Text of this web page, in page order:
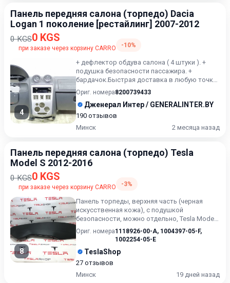
Панель передняя салона (торпедо) Dacia
Logan 1 поколение [рестайлинг] 2007-2012
0 KGS0 KGS
при заказе через корзину CARRO -10%
4
+ дефлектор обдува салона ( 4 штуки ). +
подушка безопасности пассажира. +
бардачок.Быстрая доставка в любую точку.
Возможность расчета карт...
Ориг. номера8200739433
Дженерал Интер / GENERALINTER.BY
190 отзывов
Минск
2 месяца назад
Панель передняя салона (торпедо) Tesla
Model S 2012-2016
0 KGS0 KGS
при заказе через корзину CARRO -3%
8
Панель торпеды, верхняя часть (черная
искусственная кожа), с подушкой
безопасности, можно отдельно, Tesla Model
S, SRest. *** TESLASHOP BY -...
Ориг. номера1118926-00-A, 1004397-05-F,
1002254-05-E
TeslaShop
27 отзывов
Минск
19 дней назад